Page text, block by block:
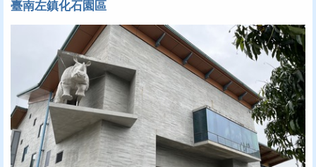
臺南左鎮化石園區